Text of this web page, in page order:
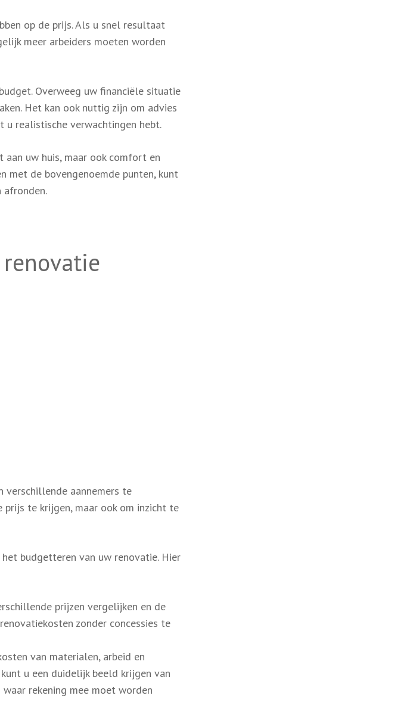
op de prijs. Als u snel resultaat
meer arbeiders moeten worden
Overweeg uw financiële situatie
Het kan ook nuttig zijn om advies
realistische verwachtingen hebt.
uw huis, maar ook comfort en
met de bovengenoemde punten, kunt
afronden.
aannemers te
te krijgen, maar ook om inzicht te
budgetteren van uw renovatie. Hier
prijzen vergelijken en de
zonder concessies te
van materialen, arbeid en
u een duidelijk beeld krijgen van
rekening mee moet worden